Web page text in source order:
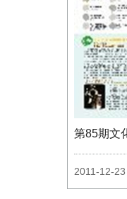
第85期文
2011-12-23